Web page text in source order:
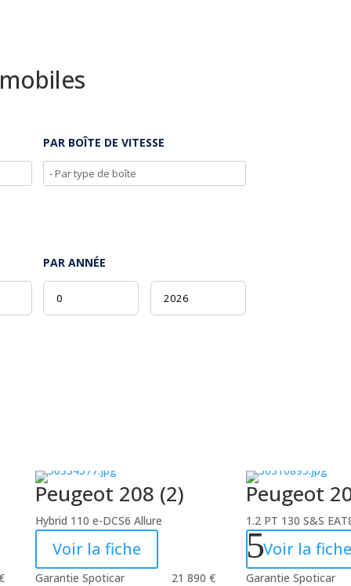
PAR BOÎTE DE VITESSE
PAR ANNÉE
Peugeot 208 (2)
Hybrid 110 e-DCS6 Allure
Voir la fiche
Garantie Spoticar
21 890 €
Peugeot
1.2 PT 130 S&S
Voir la fiche
Garantie Spoticar
5